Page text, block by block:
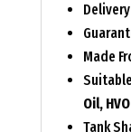
Made
Oil, HVO
Tank